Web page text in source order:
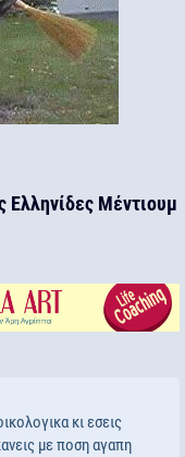
Ελληνίδες Μέντιουμ
κι εσεις
με ποση αγαπη